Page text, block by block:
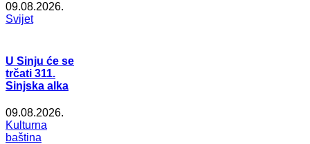
09.08.2026.
Svijet
U Sinju će se
trčati 311.
Sinjska alka
09.08.2026.
Kulturna
baština